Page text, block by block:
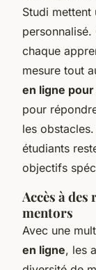
Studi
chaque
mesure tout
en ligne
pour
les
étudiants
objectifs
Accès à des
mentors
Avec une
en ligne, les